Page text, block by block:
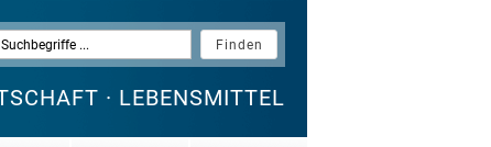
· LEBENSMITTEL